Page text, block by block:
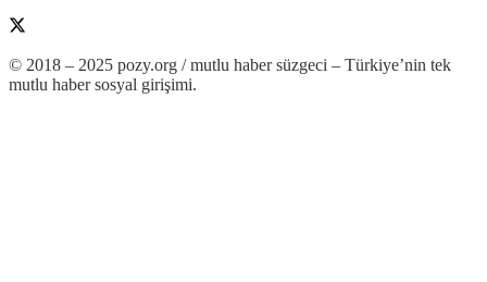
© 2018 – 2025 pozy.org / mutlu haber süzgeci – Türkiye’nin tek
mutlu haber sosyal girişimi.